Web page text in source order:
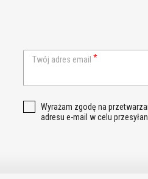
Twój adres email
Wyrażam zgodę na
adresu e-mail w celu